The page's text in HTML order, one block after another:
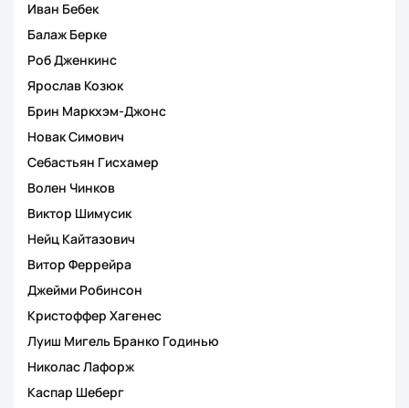
Иван Бебек
Балаж Берке
Роб Дженкинс
Ярослав Козюк
Брин Маркхэм-Джонс
Новак Симович
Себастьян Гисхамер
Волен Чинков
Виктор Шимусик
Нейц Кайтазович
Витор Феррейра
Джейми Робинсон
Кристоффер Хагенес
Луиш Мигель Бранко Годинью
Николас Лафорж
Каспар Шеберг